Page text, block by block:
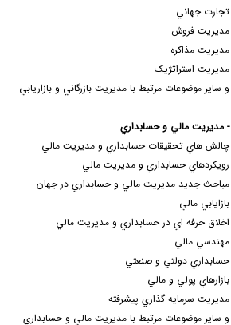
تجارت جهاني
مديريت فروش
مديريت مذاکره
مديريت استراتژيک
و ساير موضوعات مرتبط با مديريت بازرگاني و بازاريابي
- مديريت مالي و حسابداري
چالش هاي تحقيقات حسابداري و مديريت مالي
رويكردهاي حسابداري و مديريت مالي
مباحث جديد مديريت مالي و حسابداري در جهان
بازايابي مالي
اخلاق حرفه اي در حسابداري و مديريت مالي
مهندسي مالي
حسابداري دولتي و صنعتي
بازارهاي پولي و مالي
مديريت سرمايه گذاري پيشرفته
و ساير موضوعات مرتبط با مديريت مالي و حسابداري